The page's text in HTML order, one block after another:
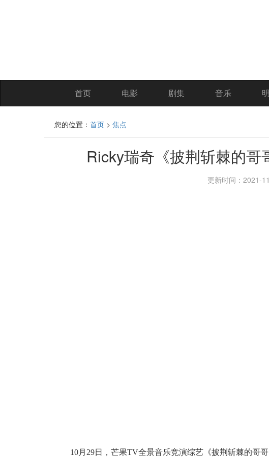
首页 电影 剧集 音乐
您的位置： 首页 > 焦点
Ricky瑞奇《披荆斩棘的
更新时间：2021-
10月29日，芒果TV全景音乐竞演综艺《披荆斩棘的哥